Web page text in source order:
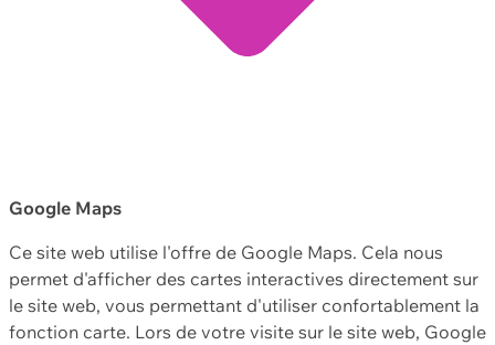
Google Maps
Ce site web utilise l'offre de Google Maps. Cela nous
permet d'afficher des cartes interactives directement sur
le site web, vous permettant d'utiliser confortablement la
fonction carte. Lors de votre visite sur le site web, Google